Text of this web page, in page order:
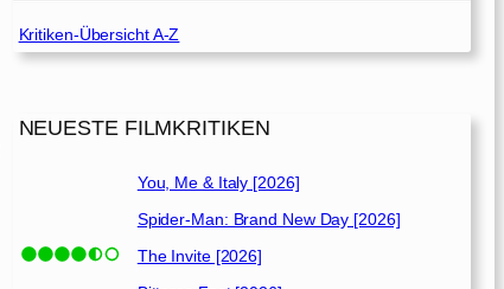
Kritiken-Übersicht A-Z
NEUESTE FILMKRITIKEN
You, Me & Italy [2026]
Spider-Man: Brand New Day [2026]
The Invite [2026]